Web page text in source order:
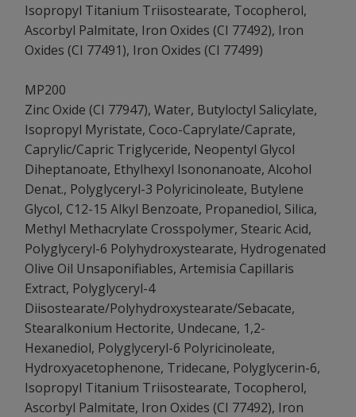
Isopropyl Titanium Triisostearate, Tocopherol,
Ascorbyl Palmitate, Iron Oxides (CI 77492), Iron
Oxides (CI 77491), Iron Oxides (CI 77499)
MP200
Zinc Oxide (CI 77947), Water, Butyloctyl Salicylate,
Isopropyl Myristate, Coco-Caprylate/Caprate,
Caprylic/Capric Triglyceride, Neopentyl Glycol
Diheptanoate, Ethylhexyl Isononanoate, Alcohol
Denat., Polyglyceryl-3 Polyricinoleate, Butylene
Glycol, C12-15 Alkyl Benzoate, Propanediol, Silica,
Methyl Methacrylate Crosspolymer, Stearic Acid,
Polyglyceryl-6 Polyhydroxystearate, Hydrogenated
Olive Oil Unsaponifiables, Artemisia Capillaris
Extract, Polyglyceryl-4
Diisostearate/Polyhydroxystearate/Sebacate,
Stearalkonium Hectorite, Undecane, 1,2-
Hexanediol, Polyglyceryl-6 Polyricinoleate,
Hydroxyacetophenone, Tridecane, Polyglycerin-6,
Isopropyl Titanium Triisostearate, Tocopherol,
Ascorbyl Palmitate, Iron Oxides (CI 77492), Iron